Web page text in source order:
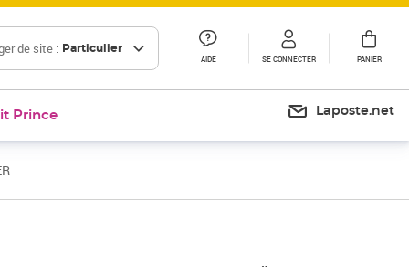
de site : Particulier
AIDE SE CONNECTER PANIER
Prince Laposte.net